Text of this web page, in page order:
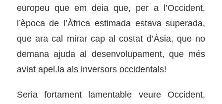
europeu que em deia que, per a l’Occident,
l’època de l’Àfrica estimada estava superada,
que ara cal mirar cap al costat d’Àsia, que no
demana ajuda al desenvolupament, que més
aviat apel.la als inversors occidentals!
Seria fortament lamentable veure Occident,